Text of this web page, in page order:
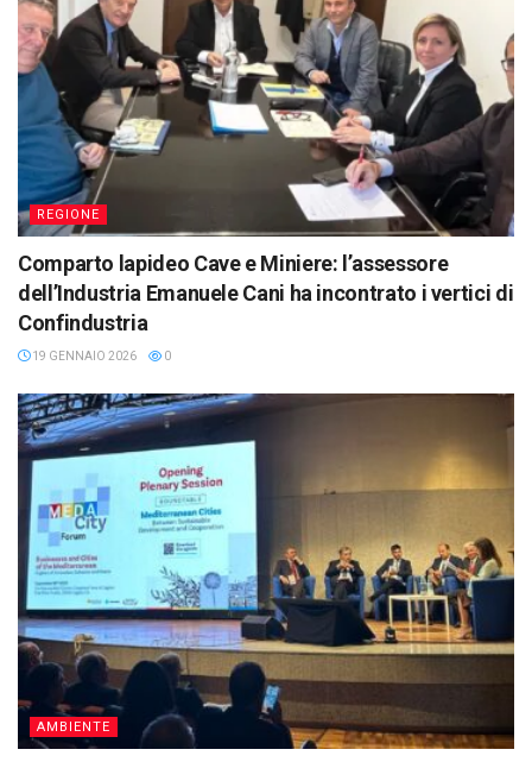
REGIONE
Comparto lapideo Cave e Miniere: l’assessore
dell’Industria Emanuele Cani ha incontrato i vertici di
Confindustria
19 GENNAIO 2026 0
AMBIENTE